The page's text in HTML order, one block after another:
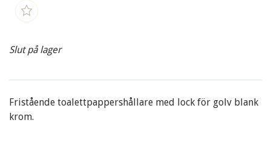
Slut på lager
Fristående toalettpappershållare med lock för golv blank
krom.